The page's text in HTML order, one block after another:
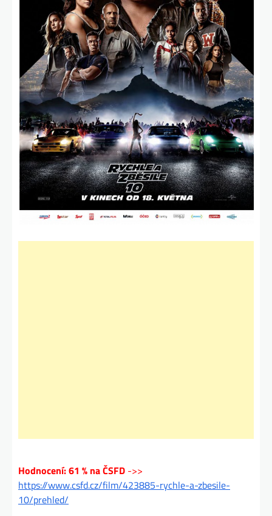
Hodnocení: 61 % na ČSFD ->>
https://www.csfd.cz/film/423885-rychle-a-zbesile-
10/prehled/